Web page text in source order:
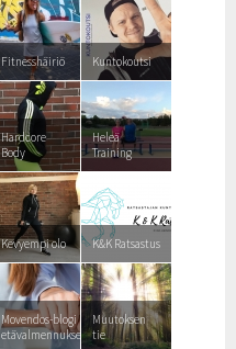
Fitnesshäiriö Kuntokoutsi
Hardcore
Body
Heleä
Training
Kevyempi olo K&K Ratsastus
Movendos-blogi
etävalmennuksesta
Muutoksen
tie